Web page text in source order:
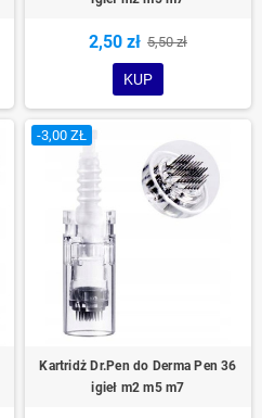
2,50 zł 5,50 zł
KUP
-3,00 ZŁ
Kartridż Dr.Pen do Derma Pen 36
igieł m2 m5 m7